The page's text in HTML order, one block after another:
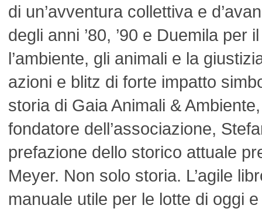
di un’avventura collettiva e
degli anni ’80, ’90 e Duemila per
l’ambiente, gli animali e la
azioni e blitz di forte impatto
storia di Gaia Animali &
fondatore dell’associazione,
prefazione dello storico attuale
Meyer. Non solo storia. L’agile
manuale utile per le lotte di oggi